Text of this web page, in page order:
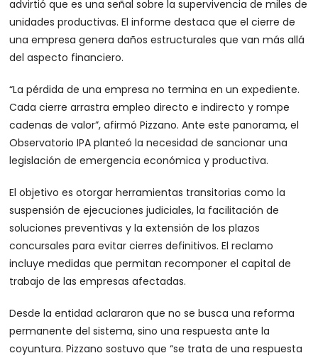
advirtió que es una señal sobre la supervivencia de miles de
unidades productivas. El informe destaca que el cierre de
una empresa genera daños estructurales que van más allá
del aspecto financiero.
“La pérdida de una empresa no termina en un expediente.
Cada cierre arrastra empleo directo e indirecto y rompe
cadenas de valor”, afirmó Pizzano. Ante este panorama, el
Observatorio IPA planteó la necesidad de sancionar una
legislación de emergencia económica y productiva.
El objetivo es otorgar herramientas transitorias como la
suspensión de ejecuciones judiciales, la facilitación de
soluciones preventivas y la extensión de los plazos
concursales para evitar cierres definitivos. El reclamo
incluye medidas que permitan recomponer el capital de
trabajo de las empresas afectadas.
Desde la entidad aclararon que no se busca una reforma
permanente del sistema, sino una respuesta ante la
coyuntura. Pizzano sostuvo que “se trata de una respuesta